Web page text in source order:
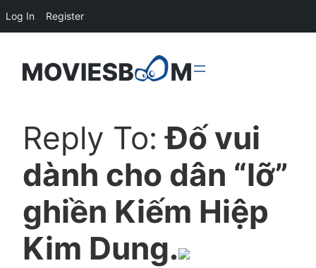
Reply To:Đố vui
dành cho dân “lỡ”
ghiền Kiếm Hiệp
Kim Dung.
Log In Register